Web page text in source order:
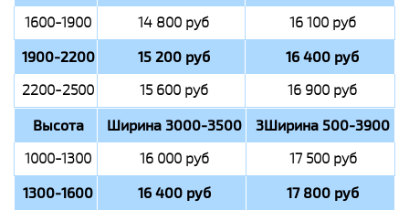
1600-1900 14 800 руб 16 100 руб
1900-2200 15 200 руб 16 400 руб
2200-2500 15 600 руб 16 900 руб
Высота Ширина 3000-3500 3Ширина 500-3900
1000-1300 16 000 руб 17 500 руб
1300-1600 16 400 руб 17 800 руб